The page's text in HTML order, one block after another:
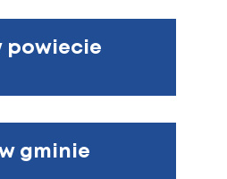
powiecie
gminie